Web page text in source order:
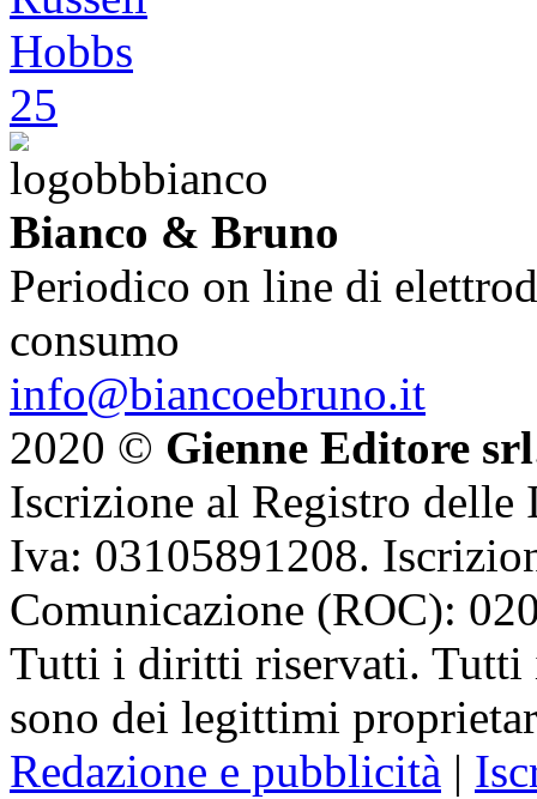
Bianco & Bruno
Periodico on line di
consumo
info@biancoebruno.it
2020 © Gienne Editore srl
Iscrizione al Registro delle
Iva: 03105891208.
Comunicazione (ROC):
Tutti i diritti riservati. Tutti
sono dei legittimi
Redazione e pubblicità |